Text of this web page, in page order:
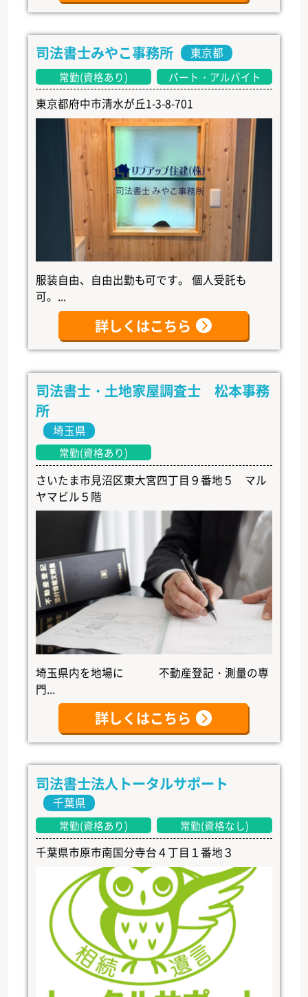
司法書士みやこ事務所 東京都
常勤(資格あり) パート・アルバイト
東京都府中市清水が丘1-3-8-701
服装自由、自由出勤も可です。 個人受託も
可。...
詳しくはこちら
司法書士・土地家屋調査士 松本事務
所
埼玉県
常勤(資格あり)
さいたま市見沼区東大宮四丁目９番地５ マル
ヤマビル５階
埼玉県内を地場に 不動産登記・測量の専
門...
詳しくはこちら
司法書士法人トータルサポート
千葉県
常勤(資格あり) 常勤(資格なし)
千葉県市原市南国分寺台４丁目１番地３